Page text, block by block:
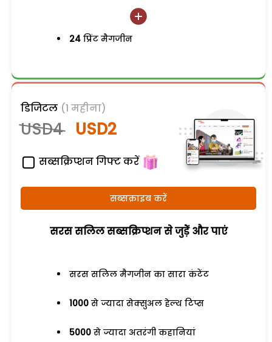
24 प्रिंट मैगजीन
डिजिटल (1 महीना)
USD4 USD2
सब्सक्रिप्शन गिफ्ट करें
सब्सक्राइब करें
सरस सलिल सब्सक्रिप्शन से जुड़ेें और पाएं
सरस सलिल मैगजीन का सारा कंटेंट
1000 से ज्यादा सेक्सुअल हेल्थ टिप्स
5000 से ज्यादा अतरंगी कहानियां